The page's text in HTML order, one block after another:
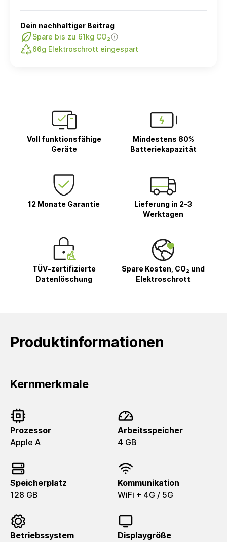
Dein nachhaltiger Beitrag
Spare bis zu 61kg CO₂
66g Elektroschrott eingespart
Voll funktionsfähige
Geräte
Mindestens 80%
Batteriekapazität
12 Monate Garantie
Lieferung in 2–3
Werktagen
TÜV-zertifizierte
Datenlöschung
Spare Kosten, CO₂ und
Elektroschrott
Produktinformationen
Kernmerkmale
Prozessor
Apple A
Arbeitsspeicher
4 GB
Speicherplatz
128 GB
Kommunikation
WiFi + 4G / 5G
Betriebssystem
Displaygröße